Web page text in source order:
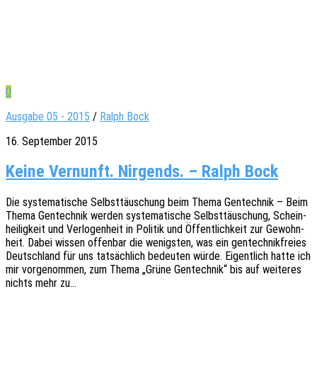
0
Ausgabe 05 - 2015 / Ralph Bock
16. September 2015
Keine Vernunft. Nirgends. – Ralph Bock
Die syste­ma­ti­sche Selbst­täu­schung beim Thema Gentech­nik – Beim
Thema Gentech­nik werden syste­ma­ti­sche Selbst­täu­schung, Schein­
hei­lig­keit und Verlo­gen­heit in Poli­tik und Öffent­lich­keit zur Gewohn­
heit. Dabei wissen offen­bar die wenigs­ten, was ein gentech­nik­frei­es
Deutsch­land für uns tatsäch­lich bedeu­ten würde. Eigent­lich hatte ich
mir vorge­nom­men, zum Thema „Grüne Gentech­nik“ bis auf weite­res
nichts mehr zu…